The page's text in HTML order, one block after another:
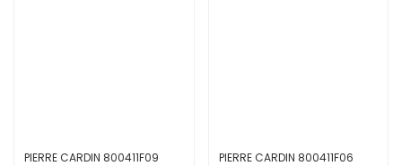
PIERRE CARDIN 800411F09
PIERRE CARDIN 800411F06